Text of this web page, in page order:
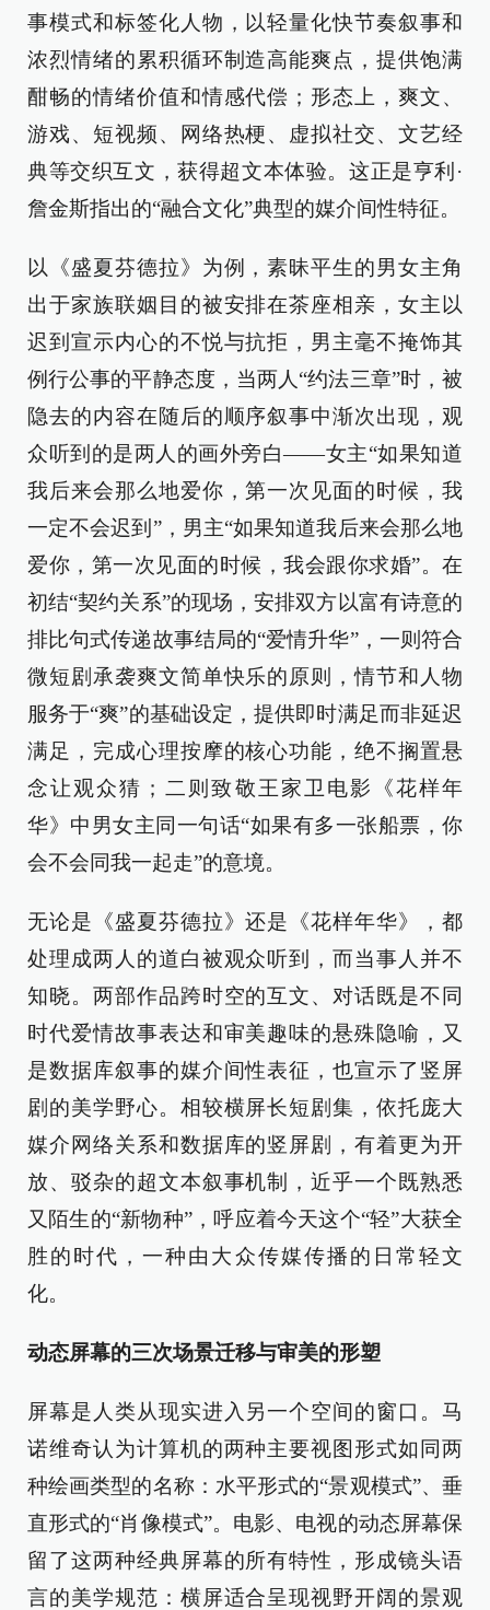
事模式和标签化人物，以轻量化快节奏叙事和
浓烈情绪的累积循环制造高能爽点，提供饱满
酣畅的情绪价值和情感代偿；形态上，爽文、
游戏、短视频、网络热梗、虚拟社交、文艺经
典等交织互文，获得超文本体验。这正是亨利·
詹金斯指出的“融合文化”典型的媒介间性特征。
以《盛夏芬德拉》为例，素昧平生的男女主角
出于家族联姻目的被安排在茶座相亲，女主以
迟到宣示内心的不悦与抗拒，男主毫不掩饰其
例行公事的平静态度，当两人“约法三章”时，被
隐去的内容在随后的顺序叙事中渐次出现，观
众听到的是两人的画外旁白——女主“如果知道
我后来会那么地爱你，第一次见面的时候，我
一定不会迟到”，男主“如果知道我后来会那么地
爱你，第一次见面的时候，我会跟你求婚”。在
初结“契约关系”的现场，安排双方以富有诗意的
排比句式传递故事结局的“爱情升华”，一则符合
微短剧承袭爽文简单快乐的原则，情节和人物
服务于“爽”的基础设定，提供即时满足而非延迟
满足，完成心理按摩的核心功能，绝不搁置悬
念让观众猜；二则致敬王家卫电影《花样年
华》中男女主同一句话“如果有多一张船票，你
会不会同我一起走”的意境。
无论是《盛夏芬德拉》还是《花样年华》，都
处理成两人的道白被观众听到，而当事人并不
知晓。两部作品跨时空的互文、对话既是不同
时代爱情故事表达和审美趣味的悬殊隐喻，又
是数据库叙事的媒介间性表征，也宣示了竖屏
剧的美学野心。相较横屏长短剧集，依托庞大
媒介网络关系和数据库的竖屏剧，有着更为开
放、驳杂的超文本叙事机制，近乎一个既熟悉
又陌生的“新物种”，呼应着今天这个“轻”大获全
胜的时代，一种由大众传媒传播的日常轻文
化。
动态屏幕的三次场景迁移与审美的形塑
屏幕是人类从现实进入另一个空间的窗口。马
诺维奇认为计算机的两种主要视图形式如同两
种绘画类型的名称：水平形式的“景观模式”、垂
直形式的“肖像模式”。电影、电视的动态屏幕保
留了这两种经典屏幕的所有特性，形成镜头语
言的美学规范：横屏适合呈现视野开阔的景观